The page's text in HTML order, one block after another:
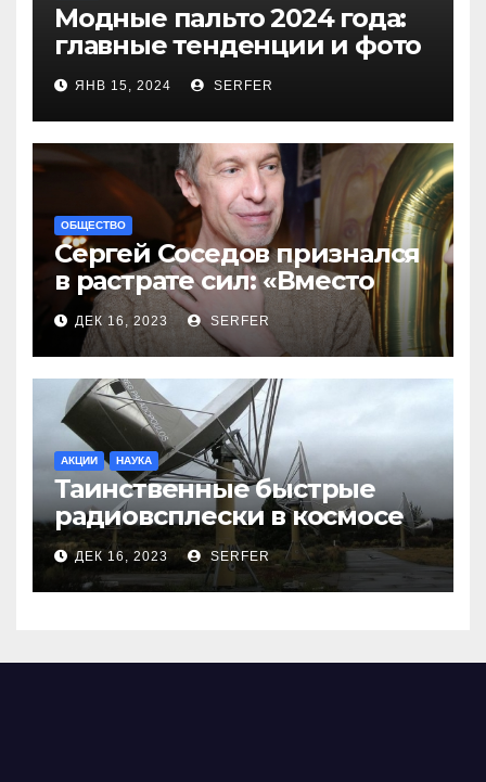
Модные пальто 2024 года:
главные тенденции и фото
новинок
ЯНВ 15, 2024 SERFER
ОБЩЕСТВО
Сергей Соседов признался
в растрате сил: «Вместо
меня взяли Пригожина»
ДЕК 16, 2023 SERFER
АКЦИИ НАУКА
Таинственные быстрые
радиовсплески в космосе
сделались все более
странными
ДЕК 16, 2023 SERFER